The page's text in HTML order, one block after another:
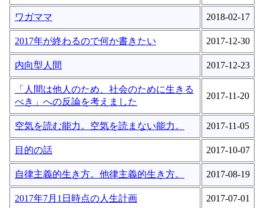
ワガママ 2018-02-17
2017年が終わるので何か書きたい 2017-12-30
内向型人間 2017-12-23
「人間は他人のため、社会のために生きる
べき」への反論を考えました
2017-11-20
空気を読む能力。空気を読まない能力。 2017-11-05
目的の話 2017-10-07
自律主義的生き方。他律主義的生き方。 2017-08-19
2017年7月1日時点の人生計画 2017-07-01